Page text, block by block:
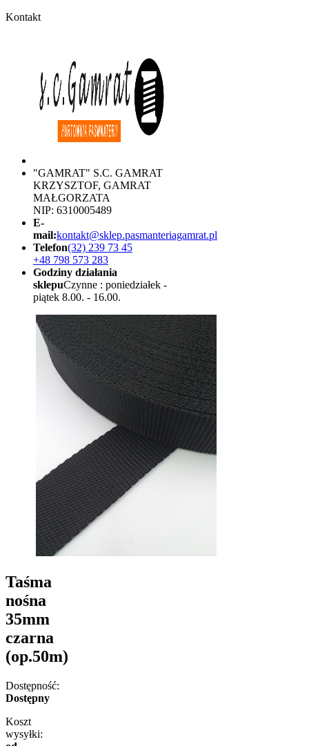
Kontakt
"GAMRAT" S.C. GAMRAT
KRZYSZTOF, GAMRAT
MAŁGORZATA
NIP: 6310005489
E-
mail:kontakt@sklep.pasmanteriagamrat.pl
Telefon(32) 239 73 45
+48 798 573 283
Godziny działania
sklepuCzynne : poniedziałek -
piątek 8.00. - 16.00.
Taśma
nośna
35mm
czarna
(op.50m)
Dostępność:
Dostępny
Koszt
wysyłki: